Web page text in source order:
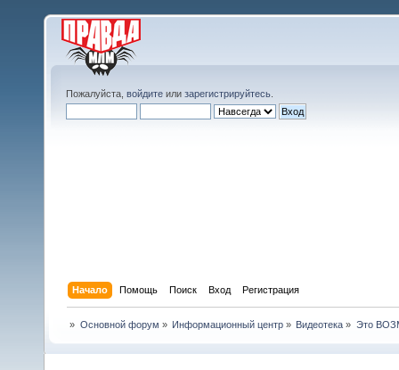
Пожалуйста, войдите или зарегистрируйтесь
Начало Помощь Поиск Вход Регистрация
» Основной форум » Информационный центр» Видеотека » Это